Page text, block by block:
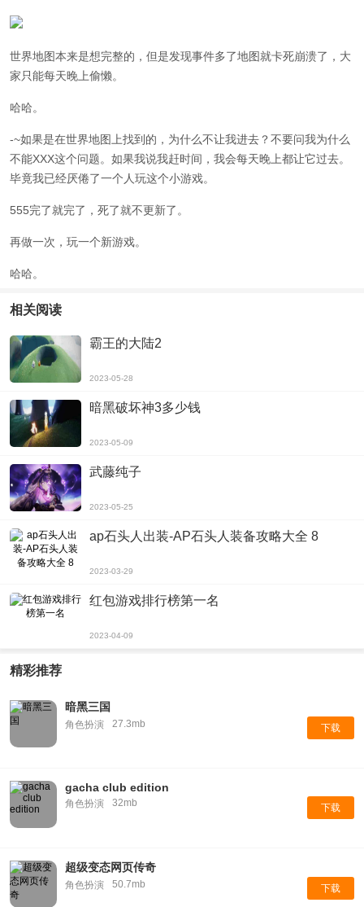
世界地图本来是想完整的，但是发现事件多了地图就卡死崩溃了，大
家只能每天晚上偷懒。
哈哈。
-~如果是在世界地图上找到的，为什么不让我进去？不要问我为什么
不能XXX这个问题。如果我说我赶时间，我会每天晚上都让它过去。
毕竟我已经厌倦了一个人玩这个小游戏。
555完了就完了，死了就不更新了。
再做一次，玩一个新游戏。
哈哈。
相关阅读
霸王的大陆2
2023-05-28
暗黑破坏神3多少钱
2023-05-09
武藤纯子
2023-05-25
ap石头人出装-AP石头人装备攻略大全 8
2023-03-29
红包游戏排行榜第一名
2023-04-09
精彩推荐
暗黑三国
角色扮演 27.3mb 下载
gacha club edition
角色扮演 32mb 下载
超级变态网页传奇
角色扮演 50.7mb 下载